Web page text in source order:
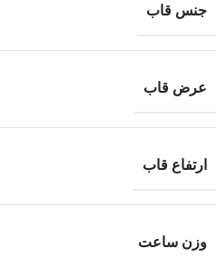
جنس قاب
عرض قاب
ارتفاع قاب
وزن ساعت